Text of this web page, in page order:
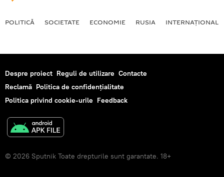
POLITICĂ SOCIETATE ECONOMIE RUSIA INTERNAŢIONAL
Despre proiect Reguli de utilizare Contacte
Reclamă Politica de confidențialitate
Politica privind cookie-urile Feedback
© 2026 Sputnik Toate drepturile sunt garantate. 18+